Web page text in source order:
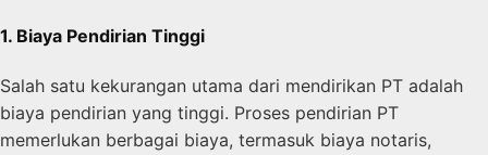
1. Biaya Pendirian Tinggi
Salah satu kekurangan utama dari mendirikan PT adalah
biaya pendirian yang tinggi. Proses pendirian PT
memerlukan berbagai biaya, termasuk biaya notaris,